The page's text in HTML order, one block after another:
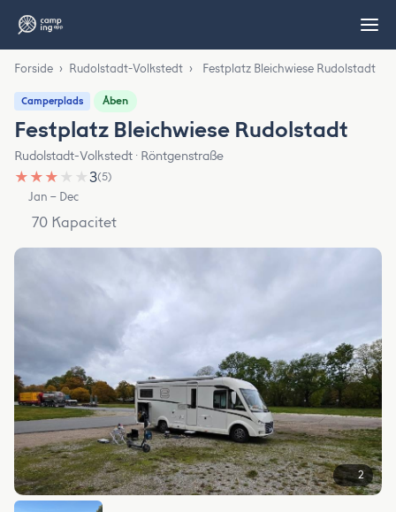
Forside › Rudolstadt-Volkstedt › Festplatz Bleichwiese Rudolstadt
Camperplads Åben
Festplatz Bleichwiese Rudolstadt
Rudolstadt-Volkstedt · Röntgenstraße
★ ★ ★ ★ ★3(5)
Jan – Dec
70 Kapacitet
2